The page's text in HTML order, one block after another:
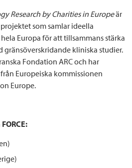
Research by Charities in Europeär
som samlar ideella
Europa för att tillsammans stärka
gränsöverskridande kliniska studier.
Fondation ARC och har
Europeiska kommissionen
Europe.